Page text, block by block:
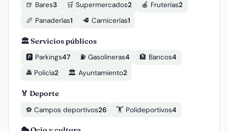
🍺 Bares3 🛒 Supermercados2 🍎 Fruterías2
🥖 Panaderías1 🥩 Carnicerías1
🏛️ Servicios públicos
🅿️ Parkings47 ⛽ Gasolineras4 🏦 Bancos4
🚔 Policía2 🏛️ Ayuntamiento2
🏅 Deporte
⚽ Campos deportivos26 🏋️ Polideportivos4